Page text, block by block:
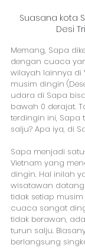
Suasana kota
Desi
Memang, Sapa
dengan cuaca
wilayah lainnya di
musim dingin
udara di Sapa
bawah 0 derajat.
terdingin ini, Sapa
salju? Apa iya, di
Sapa menjadi
Vietnam yang
dingin. Hal inilah
wisatawan datang
tidak setiap
cuaca sangat
tidak berawan,
turun salju.
berlangsung